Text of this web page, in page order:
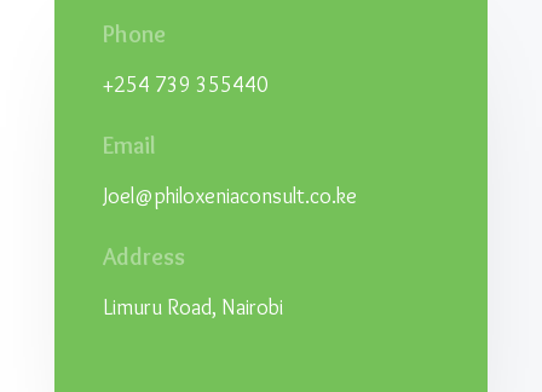
Phone
+254 739 355440
Email
Joel@philoxeniaconsult.co.ke
Address
Limuru Road, Nairobi